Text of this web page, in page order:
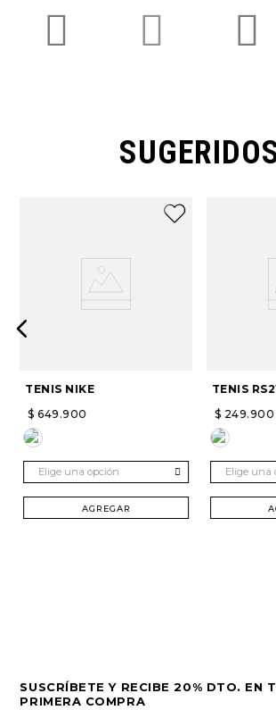
TENIS NIKE
$ 649.900
Elige una opción
AGREGAR
TENIS
$ 249.900
Elige una
SUSCRÍBETE Y RECIBE 20% DTO. EN
PRIMERA COMPRA